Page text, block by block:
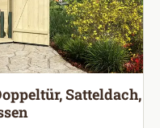
Satteldach,